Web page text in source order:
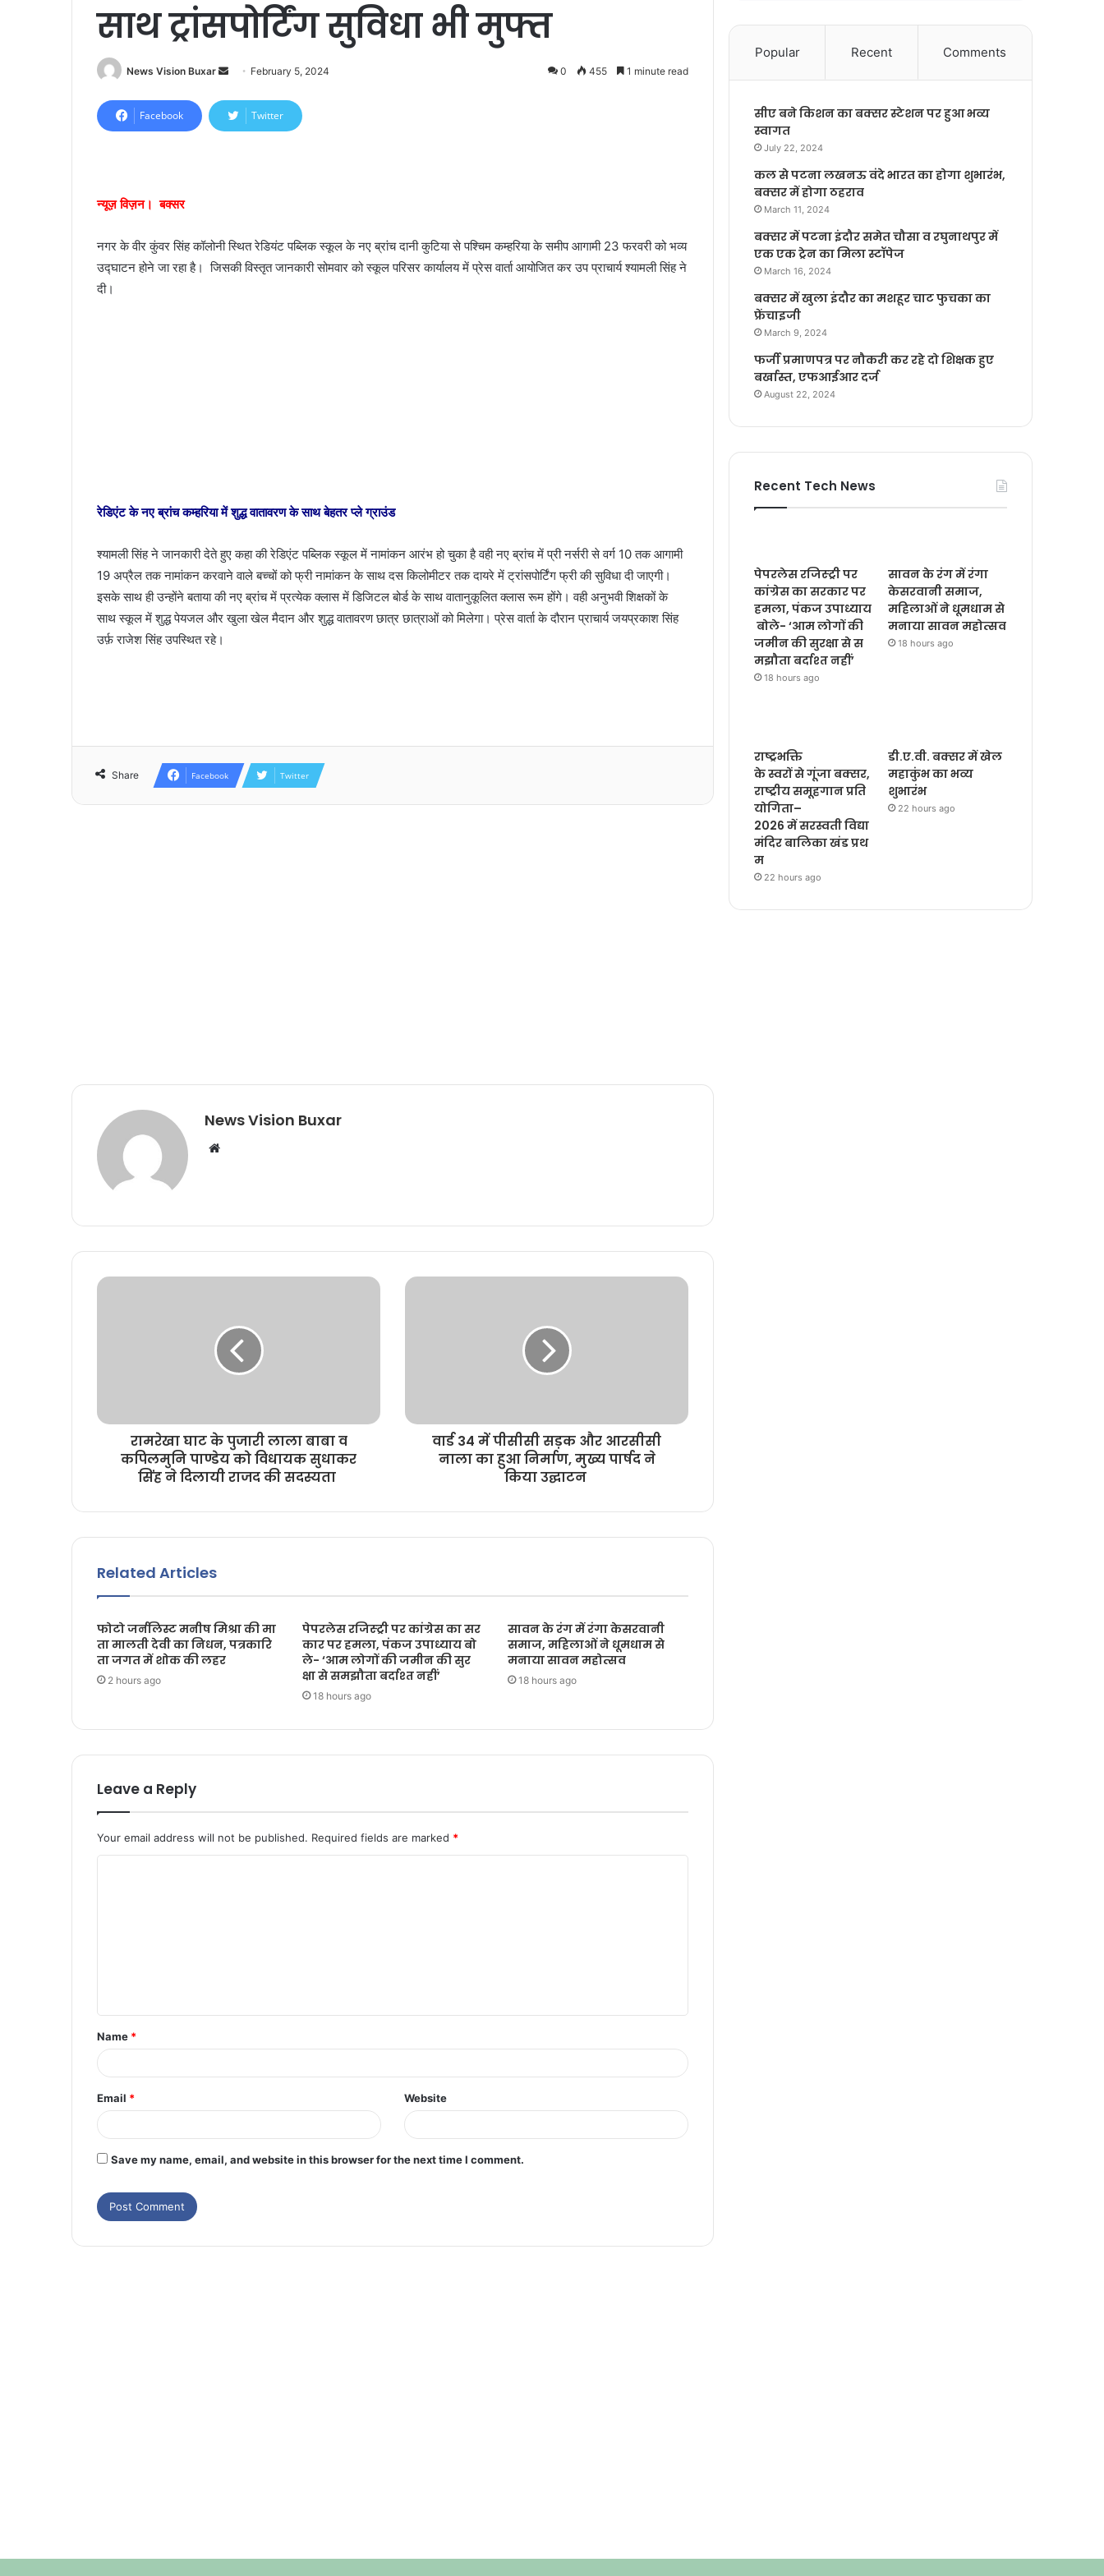
साथ ट्रांसपोर्टिंग सुविधा भी मुफ्त
News Vision Buxar
n
d
i
l
February 5, 2024 0 455 1 minute read
Facebook Twitter
न्यूज़ विज़न। बक्सर
नगर के वीर कुंवर सिंह कॉलोनी स्थित रेडियंट पब्लिक स्कूल के नए ब्रांच दानी कुटिया से पश्चिम कम्हरिया के समीप आगामी 23 फरवरी को भव्य
उद्घाटन होने जा रहा है। जिसकी विस्तृत जानकारी सोमवार को स्कूल परिसर कार्यालय में प्रेस वार्ता आयोजित कर उप प्राचार्य श्यामली सिंह ने
दी।
रेडिएंट के नए ब्रांच कम्हरिया में शुद्ध वातावरण के साथ बेहतर प्ले ग्राउंड
श्यामली सिंह ने जानकारी देते हुए कहा की रेडिएंट पब्लिक स्कूल में नामांकन आरंभ हो चुका है वही नए ब्रांच में प्री नर्सरी से वर्ग 10 तक आगामी
19 अप्रैल तक नामांकन करवाने वाले बच्चों को फ्री नामांकन के साथ दस किलोमीटर तक दायरे में ट्रांसपोर्टिंग फ्री की सुविधा दी जाएगी।
इसके साथ ही उन्होंने बताया की नए ब्रांच में प्रत्येक क्लास में डिजिटल बोर्ड के साथ वातानुकूलित क्लास रूम होंगे। वही अनुभवी शिक्षकों के
साथ स्कूल में शुद्ध पेयजल और खुला खेल मैदान और शुद्ध वातावरण छात्र छात्राओं को मिलेगा। प्रेस वार्ता के दौरान प्राचार्य जयप्रकाश सिंह
उर्फ़ राजेश सिंह उपस्थित रहे।
Share Facebook Twitter
News Vision Buxar
i
रामरेखा घाट के पुजारी लाला बाबा व
कपिलमुनि पाण्डेय को विधायक सुधाकर
सिंह ने दिलायी राजद की सदस्यता
वार्ड 34 में पीसीसी सड़क और आरसीसी
नाला का हुआ निर्माण, मुख्य पार्षद ने
किया उद्घाटन
Related Articles
फोटो जर्नलिस्ट मनीष मिश्रा की मा
ता मालती देवी का निधन, पत्रकारि
ता जगत में शोक की लहर
2 hours ago
पेपरलेस रजिस्ट्री पर कांग्रेस का सर
कार पर हमला, पंकज उपाध्याय बो
ले- ‘आम लोगों की जमीन की सुर
क्षा से समझौता बर्दाश्त नहीं’
18 hours ago
सावन के रंग में रंगा केसरवानी
समाज, महिलाओं ने धूमधाम से
मनाया सावन महोत्सव
18 hours ago
Leave a Reply
Your email address will not be published. Required fields are marked *
Name *
Email * Website
Save my name, email, and website in this browser for the next time I comment.
Popular Recent Comments
सीए बने किशन का बक्सर स्टेशन पर हुआ भव्य
स्वागत
July 22, 2024
कल से पटना लखनऊ वंदे भारत का होगा शुभारंभ,
बक्सर में होगा ठहराव
March 11, 2024
बक्सर में पटना इंदौर समेत चौसा व रघुनाथपुर में
एक एक ट्रेन का मिला स्टॉपेज
March 16, 2024
बक्सर में खुला इंदौर का मशहूर चाट फुचका का
फ्रेंचाइजी
March 9, 2024
फर्जी प्रमाणपत्र पर नौकरी कर रहे दो शिक्षक हुए
बर्खास्त, एफआईआर दर्ज
August 22, 2024
Recent Tech News
पेपरलेस रजिस्ट्री पर
कांग्रेस का सरकार पर
हमला, पंकज उपाध्याय
बोले- ‘आम लोगों की
जमीन की सुरक्षा से स
मझौता बर्दाश्त नहीं’
18 hours ago
सावन के रंग में रंगा
केसरवानी समाज,
महिलाओं ने धूमधाम से
मनाया सावन महोत्सव
18 hours ago
राष्ट्रभक्ति
के स्वरों से गूंजा बक्सर,
राष्ट्रीय समूहगान प्रति
योगिता–
2026 में सरस्वती विद्या
मंदिर बालिका खंड प्रथ
म
22 hours ago
डी.ए.वी. बक्सर में खेल
महाकुंभ का भव्य
शुभारंभ
22 hours ago